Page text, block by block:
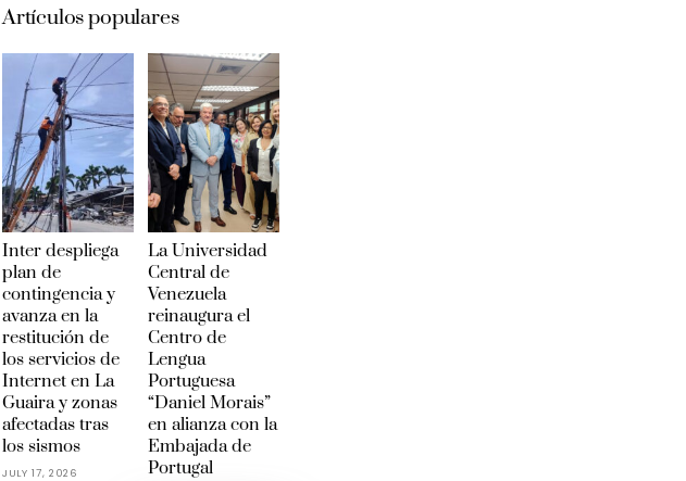
Artículos populares
Inter despliega
plan de
contingencia y
avanza en la
restitución de
los servicios de
Internet en La
Guaira y zonas
afectadas tras
los sismos
JULY 17, 2026
La Universidad
Central de
Venezuela
reinaugura el
Centro de
Lengua
Portuguesa
“Daniel Morais”
en alianza con la
Embajada de
Portugal